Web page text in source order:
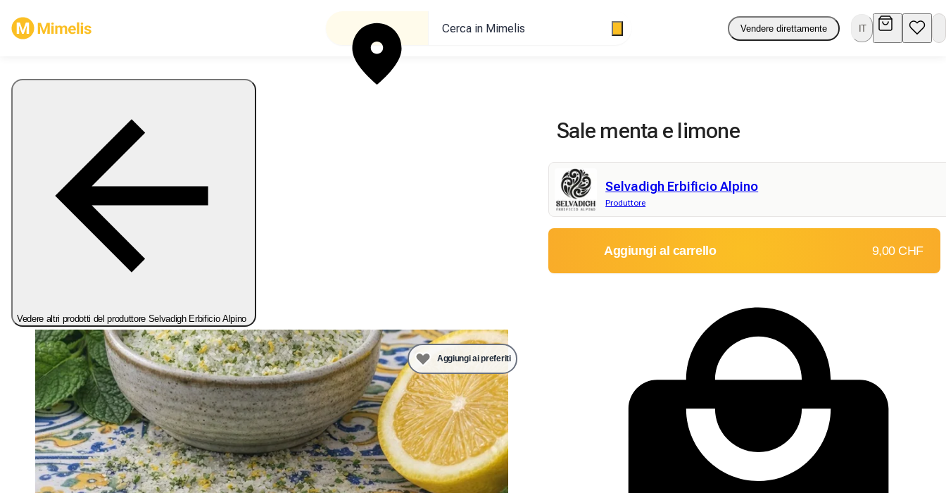
Cerca in Mimelis Vendere direttamente IT
Vedere altri prodotti del produttore Selvadigh Erbificio Alpino
Aggiungi ai preferiti
Sale menta e limone
Selvadigh Erbificio Alpino
Produttore
Aggiungi al carrello 9,00 CHF